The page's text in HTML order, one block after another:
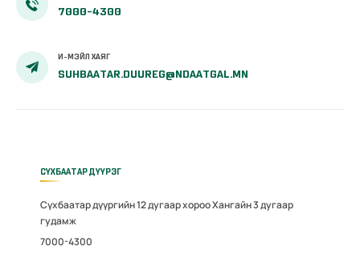
7000-4300
И-МЭЙЛ ХАЯГ
SUHBAATAR.DUUREG@NDAATGAL.MN
СҮХБААТАР ДҮҮРЭГ
Сүхбаатар дүүргийн 12 дугаар хороо Хангайн 3 дугаар
гудамж
7000-4300